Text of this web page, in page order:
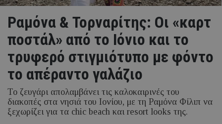
Ραμόνα & Τορναρίτης: Οι «καρτ
ποστάλ» από το Ιόνιο και το
τρυφερό στιγμιότυπο με φόντο
το απέραντο γαλάζιο
Το ζευγάρι απολαμβάνει τις καλοκαιρινές του
διακοπές στα νησιά του Ιονίου, με τη Ραμόνα Φίλιπ να
ξεχωρίζει για τα chic beach και resort looks της.